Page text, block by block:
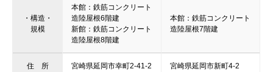
・構造・
規模
本館：鉄筋コンクリート
造陸屋根6階建
新館：鉄筋コンクリート
造陸屋根8階建
本館：鉄筋コンクリート
造陸屋根7階建
住 所 宮崎県延岡市幸町2-41-2 宮崎県延岡市新町4-2